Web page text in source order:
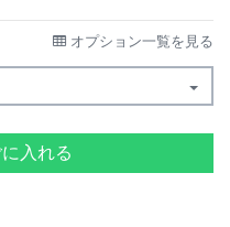
オプション一覧を見る
入れる